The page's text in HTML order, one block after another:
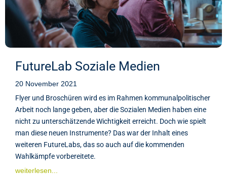
FutureLab Soziale Medien
20 November 2021
Flyer und Broschüren wird es im Rahmen kommunalpolitischer
Arbeit noch lange geben, aber die Sozialen Medien haben eine
nicht zu unterschätzende Wichtigkeit erreicht. Doch wie spielt
man diese neuen Instrumente? Das war der Inhalt eines
weiteren FutureLabs, das so auch auf die kommenden
Wahlkämpfe vorbereitete.
weiterlesen...